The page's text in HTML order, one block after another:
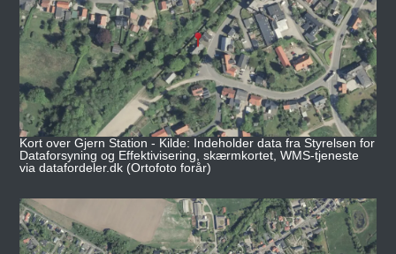
Kort over Gjern Station - Kilde: Indeholder data fra Styrelsen for
Dataforsyning og Effektivisering, skærmkortet, WMS-tjeneste
via datafordeler.dk (Ortofoto forår)